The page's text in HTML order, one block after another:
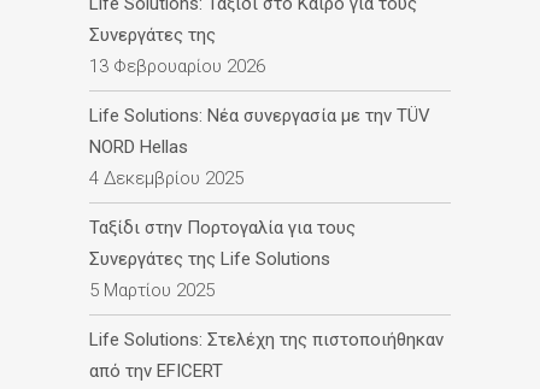
Συνεργάτες της
13 Φεβρουαρίου 2026
Life Solutions: Νέα συνεργασία με την TÜV
NORD Hellas
4 Δεκεμβρίου 2025
Ταξίδι στην Πορτογαλία για τους
Συνεργάτες της Life Solutions
5 Μαρτίου 2025
Life Solutions: Στελέχη της πιστοποιήθηκαν
από την EFICERT